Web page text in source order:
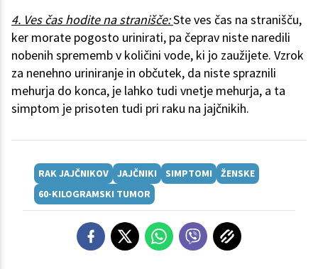
4. Ves čas hodite na stranišče:Ste ves čas na stranišču,
ker morate pogosto urinirati, pa čeprav niste naredili
nobenih sprememb v količini vode, ki jo zaužijete. Vzrok
za nenehno uriniranje in občutek, da niste spraznili
mehurja do konca, je lahko tudi vnetje mehurja, a ta
simptom je prisoten tudi pri raku na jajčnikih.
RAK JAJČNIKOV JAJČNIKI SIMPTOMI
ŽENSKE
60-KILOGRAMSKI TUMOR